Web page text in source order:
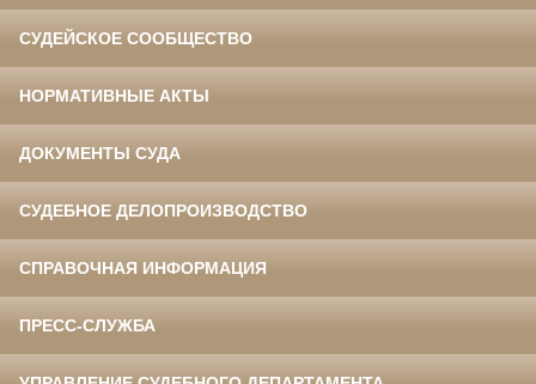
СУДЕЙСКОЕ СООБЩЕСТВО
НОРМАТИВНЫЕ АКТЫ
ДОКУМЕНТЫ СУДА
СУДЕБНОЕ ДЕЛОПРОИЗВОДСТВО
СПРАВОЧНАЯ ИНФОРМАЦИЯ
ПРЕСС-СЛУЖБА